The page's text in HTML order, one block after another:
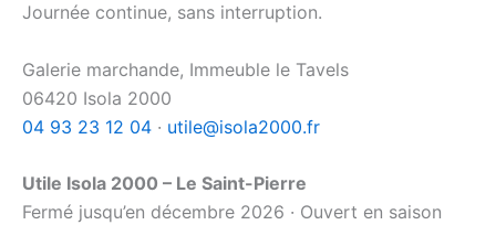
Journée continue, sans interruption.
Galerie marchande, Immeuble le Tavels
06420 Isola 2000
04 93 23 12 04 · utile@isola2000.fr
Utile Isola 2000 – Le Saint-Pierre
Fermé jusqu’en décembre 2026 · Ouvert en saison